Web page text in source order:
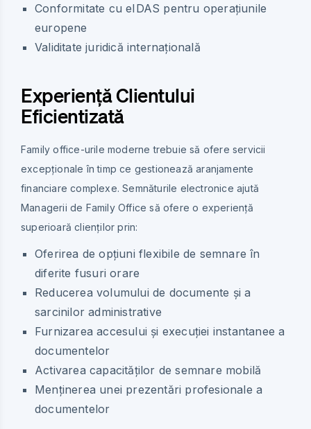
Conformitate cu eIDAS pentru operațiunile
europene
Validitate juridică internațională
Experiență Clientului
Eficientizată
Family office-urile moderne trebuie să ofere servicii
excepționale în timp ce gestionează aranjamente
financiare complexe. Semnăturile electronice ajută
Managerii de Family Office să ofere o experiență
superioară clienților prin:
Oferirea de opțiuni flexibile de semnare în
diferite fusuri orare
Reducerea volumului de documente și a
sarcinilor administrative
Furnizarea accesului și execuției instantanee a
documentelor
Activarea capacităților de semnare mobilă
Menținerea unei prezentări profesionale a
documentelor